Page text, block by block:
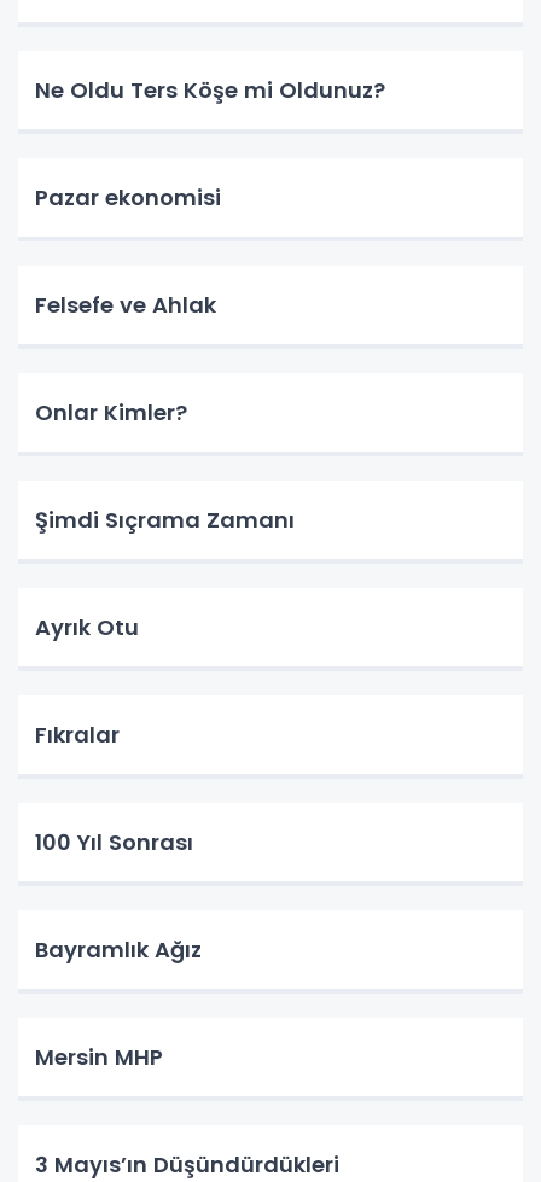
Ne Oldu Ters Köşe mi Oldunuz?
Pazar ekonomisi
Felsefe ve Ahlak
Onlar Kimler?
Şimdi Sıçrama Zamanı
Ayrık Otu
Fıkralar
100 Yıl Sonrası
Bayramlık Ağız
Mersin MHP
3 Mayıs’ın Düşündürdükleri